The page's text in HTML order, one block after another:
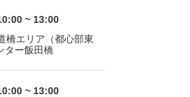
~ 13:00
橋エリア（都心部東
ター飯田橋
~ 13:00